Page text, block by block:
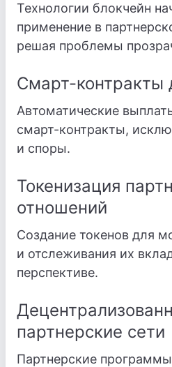
Технологии блокчейн
применение в
решая проблемы
Смарт-контракты
Автоматические
смарт-контракты,
и споры.
Токенизация
отношений
Создание токенов для
и отслеживания их
перспективе.
партнерские сети
Партнерские